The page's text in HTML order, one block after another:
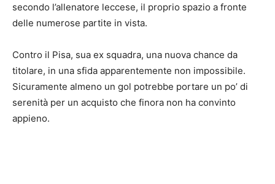
secondo l’allenatore leccese, il proprio spazio a fronte
delle numerose partite in vista.
Contro il Pisa, sua ex squadra, una nuova chance da
titolare, in una sfida apparentemente non impossibile.
Sicuramente almeno un gol potrebbe portare un po’ di
serenità per un acquisto che finora non ha convinto
appieno.